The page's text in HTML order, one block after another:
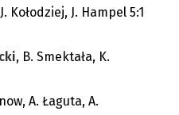
Kołodziej, J. Hampel 5:1
, B. Smektała, K.
A. Łaguta, A.